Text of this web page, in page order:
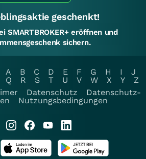
geschenkt!
SMARTBROKER+ eröffnen und
sichern.
A B C D E F G H I
J
Q R S T U V W X Y
Z
Datenschutz
Datenschutz-
Nutzungsbedingungen